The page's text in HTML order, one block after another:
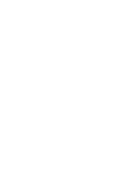
度。其表面经过我们注册
确保极高的耐用性并降低维
Tapiflex Essential 50，满